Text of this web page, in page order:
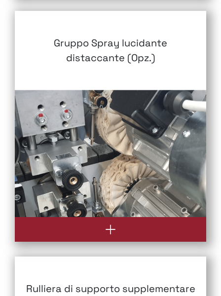
Gruppo Spray lucidante
distaccante (Opz.)
Rulliera di supporto supplementare